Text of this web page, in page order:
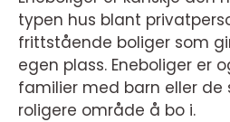
typen hus blant
frittstående boliger som
egen plass. Eneboliger er
familier med barn eller de
roligere område å bo i.